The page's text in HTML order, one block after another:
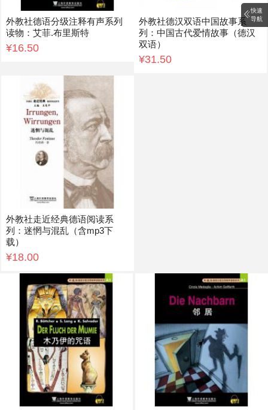
外教社德语分级注释有声系列
读物：艾菲.布里斯特
¥16.50
外教社德汉双语中国故事系
列：中国古代爱情故事（德汉
双语）
¥31.50
外教社走近经典德语阅读系
列：迷惘与混乱（含mp3下
载）
¥18.00
快速
导航